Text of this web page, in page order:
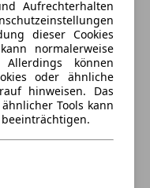
Aufrechterhalten
dieser Cookies
normalerweise
können
oder ähnliche
hinweisen. Das
Tools kann